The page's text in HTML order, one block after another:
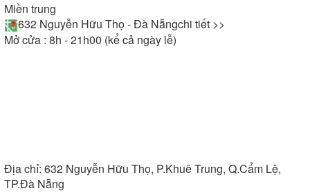
Miền trung
632 Nguyễn Hữu Thọ - Đà Nẵngchi tiết >>
Mở cửa : 8h - 21h00 (kể cả ngày lễ)
Địa chỉ: 632 Nguyễn Hữu Thọ, P.Khuê Trung, Q.Cẩm Lệ,
TP.Đà Nẵng